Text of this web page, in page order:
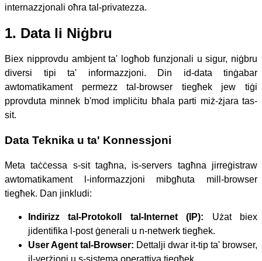
internazzjonali oħra tal-privatezza.
1. Data li Niġbru
Biex nipprovdu ambjent ta' logħob funzjonali u sigur, niġbru
diversi tipi ta' informazzjoni. Din id-data tinġabar
awtomatikament permezz tal-browser tiegħek jew tiġi
pprovduta minnek b'mod impliċitu bħala parti miż-żjara tas-
sit.
Data Teknika u ta' Konnessjoni
Meta taċċessa s-sit tagħna, is-servers tagħna jirreġistraw
awtomatikament l-informazzjoni mibgħuta mill-browser
tiegħek. Dan jinkludi:
Indirizz tal-Protokoll tal-Internet (IP): Użat biex
jidentifika l-post ġenerali u n-netwerk tiegħek.
User Agent tal-Browser: Dettalji dwar it-tip ta' browser,
il-verżjoni u s-sistema operattiva tiegħek.